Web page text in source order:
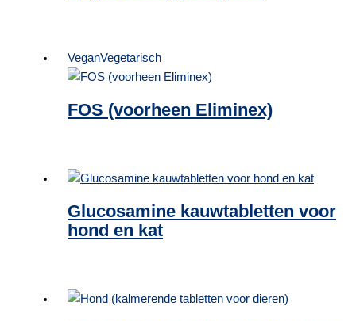
VeganVegetarisch
FOS (voorheen Eliminex)
Glucosamine kauwtabletten voor
hond en kat